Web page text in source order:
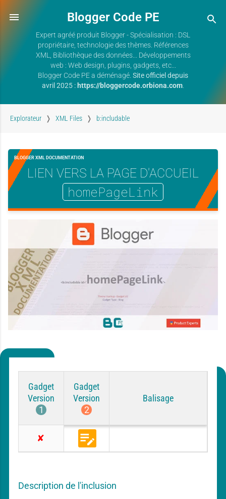
Blogger Code PE
Expert agréé produit Blogger - Spécialisation : DSL
propriétaire, technologie des thèmes. Références
XML, Bibliothèque des données... Développements
web : Web design, plugins, gadgets, etc...
Blogger Code PE a déménagé. Site officiel depuis
avril 2025 : https://bloggercode.orbiona.com.
Explorateur XML Files b:includable
LIEN VERS LA PAGE D'ACCUEIL
homePageLink
BLOGGER XML DOCUMENTATION
Gadget
Version
1
Gadget
Version
2
Balisage
u
l
Description de l'inclusion